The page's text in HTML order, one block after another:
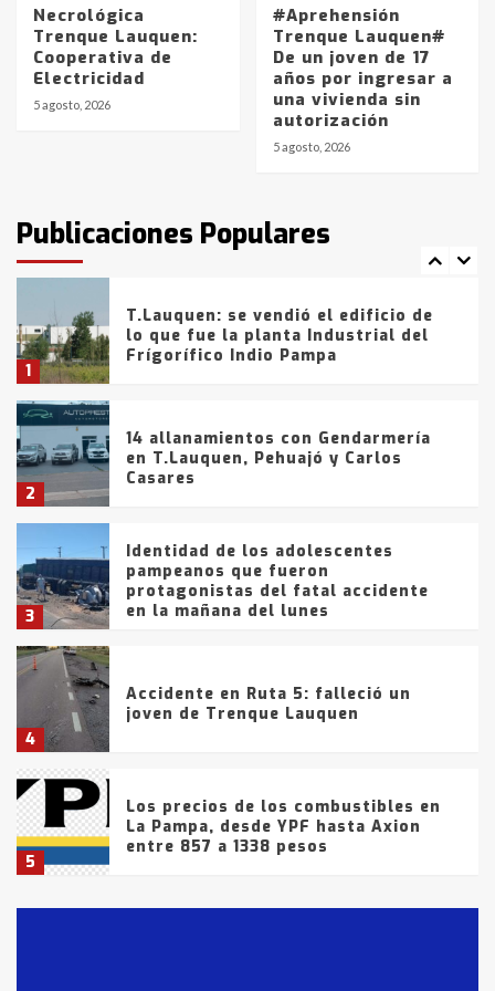
Necrológica
Trenque Lauquen:
Cooperativa de
Electricidad
5 agosto, 2026
#Aprehensión
Trenque Lauquen#
De un joven de 17
años por ingresar a
una vivienda sin
autorización
5 agosto, 2026
Publicaciones Populares
La Bolsa de Cereales de Bahía
Blanca anticipa que Agosto vendrá
con lluvias y heladas, en gran parte
fueron detenidos por
comercialización de drogas en la
tarde del sábado
1
T.Lauquen: se vendió el edificio de
lo que fue la planta Industrial del
Frígorífico Indio Pampa
2
14 allanamientos con Gendarmería
en T.Lauquen, Pehuajó y Carlos
Casares
3
Identidad de los adolescentes
pampeanos que fueron
protagonistas del fatal accidente
en la mañana del lunes
4
Accidente en Ruta 5: falleció un
joven de Trenque Lauquen
5
Los precios de los combustibles en
La Pampa, desde YPF hasta Axion
entre 857 a 1338 pesos